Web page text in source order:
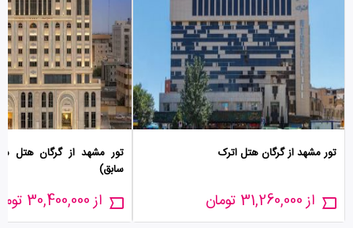
تور مشهد از گرگان هتل اترک
از 31,260,000 تومان
تور مشهد از گرگان هتل
سابق)
از 30,400,000 تومان